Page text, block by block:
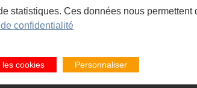
statistiques. Ces données nous permettent
confidentialité
cookies Personnaliser